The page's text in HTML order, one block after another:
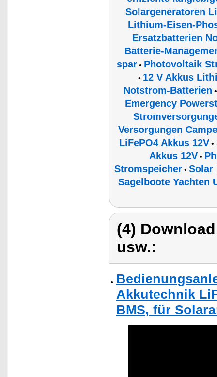
Solargeneratoren
Lithium-Eisen-
Ersatzbatterien
Batterie-
spar• Photovoltaik
• 12 V Akkus
Notstrom-Batterien
Emergency
Versorgungen
LiFePO4 Akkus 12V•
Akkus 12V•
Stromspeicher • Solar
Sagelboote Yachten
(4)
usw.:
Akkutechnik
BMS, für